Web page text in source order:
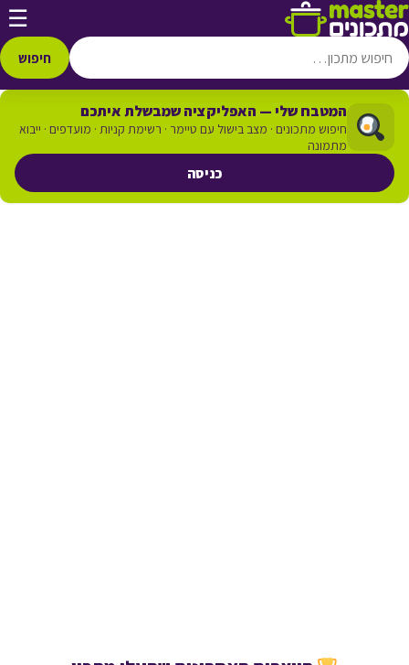
דלג לתוכן ☰
חיפוש
המטבח שלי — האפליקציה שמבשלת איתכם
חיפוש מתכונים · מצב בישול עם טיימר · רשימת קניות · מועדפים · ייבוא
מתמונה
כניסה